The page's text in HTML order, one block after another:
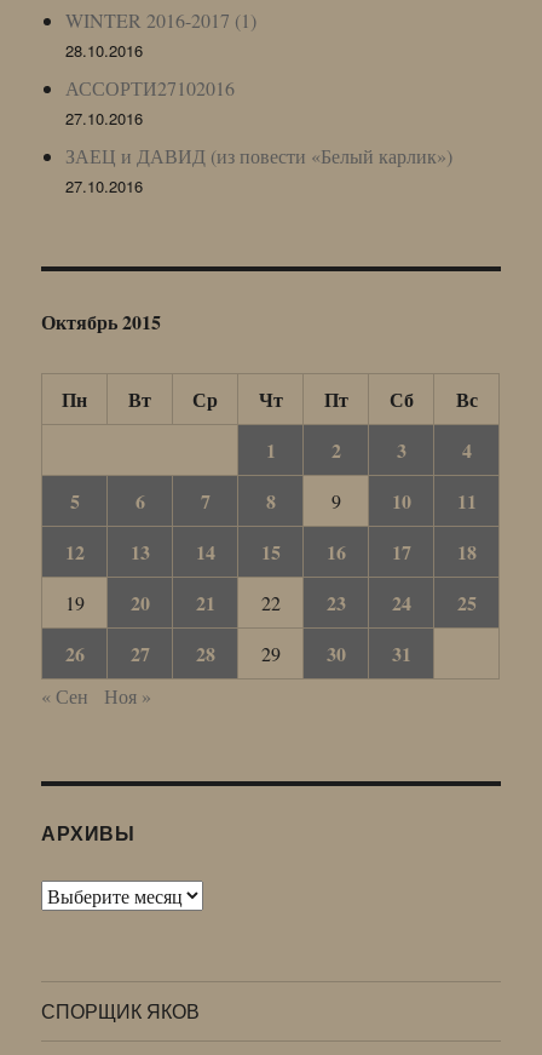
WINTER 2016-2017 (1)
28.10.2016
АССОРТИ27102016
27.10.2016
ЗАЕЦ и ДАВИД (из повести «Белый карлик»)
27.10.2016
Октябрь 2015
Пн Вт Ср Чт Пт Сб
Вс
1
2 3
4
5
6 7 8 9 10
11
12
13 14 15 16 17 18
19 20 21 22 23 24
25
26
27 28 29 30 31
« Сен Ноя »
АРХИВЫ
Архивы
СПОРЩИК ЯКОВ